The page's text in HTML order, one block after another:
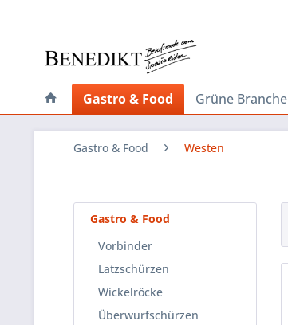
Gastro & Food Grüne Branche
Gastro & Food Westen
Gastro & Food
Vorbinder
Latzschürzen
Wickelröcke
Überwurfschürzen